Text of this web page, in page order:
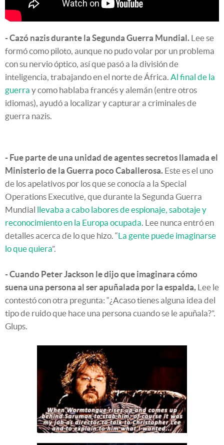
- Cazó nazis durante la Segunda Guerra Mundial. Lee se
formó como piloto, aunque no pudo volar por un problema
con su nervio óptico, así que pasó a la división de
inteligencia, trabajando en el norte de África. Al final de la
guerra y como hablaba francés y alemán (entre otros
idiomas), ayudó a localizar y capturar a criminales de
guerra nazis.
- Fue parte de una unidad de agentes secretos llamada el
Ministerio de la Guerra poco Caballerosa. Este es el uno
de los apelativos por los que se conocía a la Special
Operations Executive, que durante la Segunda Guerra
Mundial llevaba a cabo labores de espionaje, sabotaje y
reconocimiento en la Europa ocupada . Lee nunca entró en
detalles acerca de lo que hizo. “La gente puede imaginarse
lo que quiera”.
- Cuando Peter Jackson le dijo que imaginara cómo
suena una persona al ser apuñalada por la espalda, Lee le
contestó con otra pregunta: “¿Acaso tienes alguna idea del
tipo de ruido que hace una persona cuando se le apuñala?”.
Glups.